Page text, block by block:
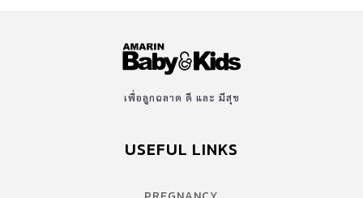
เพื่อลูกฉลาด ดี และ มีสุข
USEFUL LINKS